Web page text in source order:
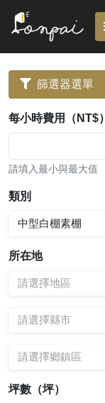
篩選器選單
每小時費用（NT$）
請填入最小與最大值
類別
中型白棚素棚
所在地
請選擇地區
請選擇縣市
請選擇鄉鎮區
坪數（坪）